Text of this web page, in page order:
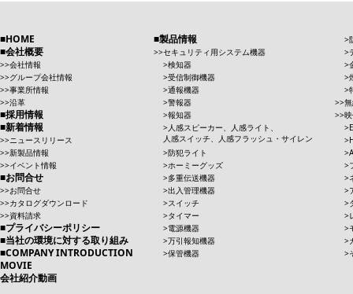
HOME
会社概要
会社情報
グループ会社情報
事業所情報
沿革
採用情報
新着情報
ニュースリリース
新製品情報
イベント情報
お問合せ
お問合せ
カタログダウンロード
資料請求
プライバシーポリシー
当社の環境に対する取り組み
COMPANY INTRODUCTION
MOVIE
会社紹介動画
製品情報
セキュリティ用システム機器
検知器
受信制御機器
通報機器
警報器
報知器
人感スピーカー、人感ライト、
人感スイッチ、人感フラッシュ・サイレン
防犯ライト
ホーミーグッズ
多重伝送機器
出入管理機器
スイッチ
タイマー
電源機器
万引報知機器
保管機器